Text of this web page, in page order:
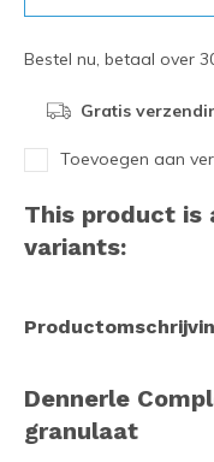
Bestel nu, betaal over
Gratis
Toevoegen aan
This product is
variants:
Dennerle
granulaat